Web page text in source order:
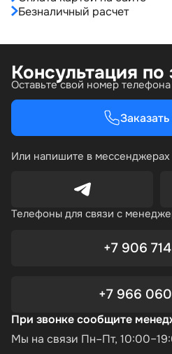
Безналичный расчет
Консультация по
Оставьте свой номер телефона
Или напишите в мессенджерах
Телефоны для связи с
+7 906
+7 966
При звонке сообщите
Мы на связи Пн–Пт,